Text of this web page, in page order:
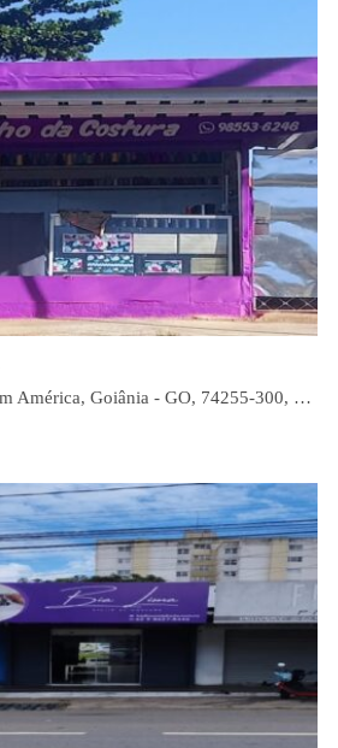
R. C-126, 201 - Jardim América, Goiânia - GO, 74255-300, Brasil